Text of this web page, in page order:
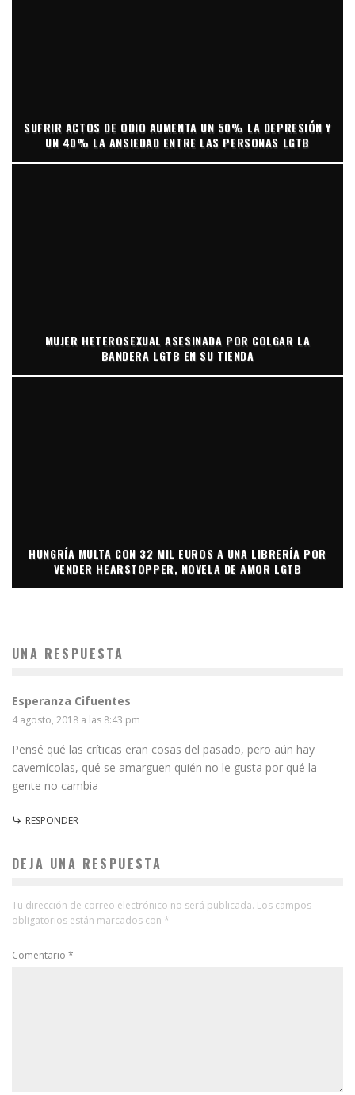
SUFRIR ACTOS DE ODIO AUMENTA UN 50% LA DEPRESIÓN Y
UN 40% LA ANSIEDAD ENTRE LAS PERSONAS LGTB
MUJER HETEROSEXUAL ASESINADA POR COLGAR LA
BANDERA LGTB EN SU TIENDA
HUNGRÍA MULTA CON 32 MIL EUROS A UNA LIBRERÍA POR
VENDER HEARSTOPPER, NOVELA DE AMOR LGTB
UNA RESPUESTA
Esperanza Cifuentes
4 agosto, 2018 a las 8:43 pm
Pensé qué las críticas eran cosas del pasado, pero aún hay
cavernícolas, qué se amarguen quién no le gusta por qué la
gente no cambia
RESPONDER
DEJA UNA RESPUESTA
Tu dirección de correo electrónico no será publicada. Los campos
obligatorios están marcados con *
Comentario *